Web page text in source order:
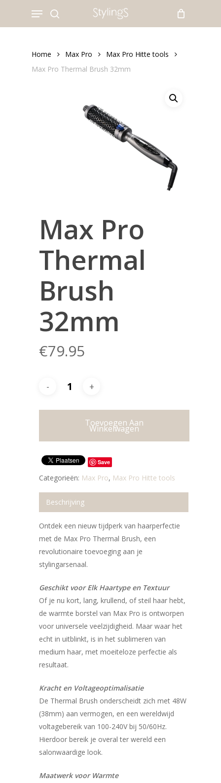
Menu
Home Max Pro
Max Pro Hitte tools
Max Pro Thermal Brush 32mm
Max Pro
Thermal
Brush
32mm
€79.95
Toevoegen Aan
Winkelwagen
Save
Categorieën: Max Pro, Max Pro Hitte tools
Beschrijving
Ontdek een nieuw tijdperk van haarperfectie
met de Max Pro Thermal Brush, een
revolutionaire toevoeging aan je
stylingarsenaal.
Geschikt voor Elk Haartype en Textuur
Of je nu kort, lang, krullend, of steil haar hebt,
de warmte borstel van Max Pro is ontworpen
voor universele veelzijdigheid. Maar waar het
echt in uitblinkt, is in het sublimeren van
medium haar, met moeiteloze perfectie als
resultaat.
Kracht en Voltageoptimalisatie
De Thermal Brush onderscheidt zich met 48W
(38mm) aan vermogen, en een wereldwijd
voltagebereik van 100-240V bij 50/60Hz.
Hierdoor bereik je overal ter wereld een
salonwaardige look.
Maatwerk voor Warmte